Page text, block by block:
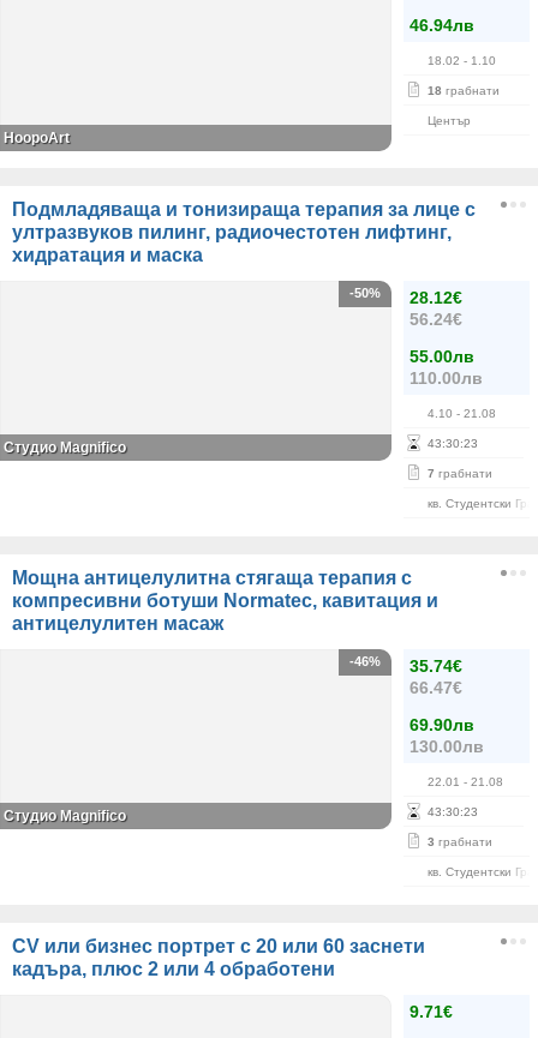
46.94лв
18.02 - 1.10
18 грабнати
Център
HoopoArt
Подмладяваща и тонизираща терапия за лице с
ултразвуков пилинг, радиочестотен лифтинг,
хидратация и маска
28.12€
56.24€
55.00лв
110.00лв
4.10 - 21.08
43:30:22
7 грабнати
кв. Студентски
-50%
Студио Magnifico
Мощна антицелулитна стягаща терапия с
компресивни ботуши Normatec, кавитация и
антицелулитен масаж
35.74€
66.47€
69.90лв
130.00лв
22.01 - 21.08
43:30:22
3 грабнати
кв. Студентски
-46%
Студио Magnifico
CV или бизнес портрет с 20 или 60 заснети
кадъра, плюс 2 или 4 обработени
9.71€